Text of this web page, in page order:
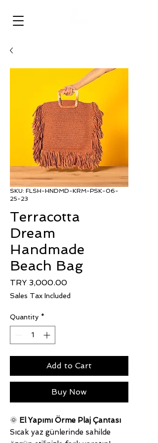
SKU: FLSH-HNDMD-KRM-PSK-06-
25-23
Terracotta
Dream
Handmade
Beach Bag
TRY 3,000.00Price
Sales Tax Included
Quantity *
Add to Cart
Buy Now
🌞 El Yapımı Örme Plaj Çantası
Sıcak yaz günlerinde sahilde